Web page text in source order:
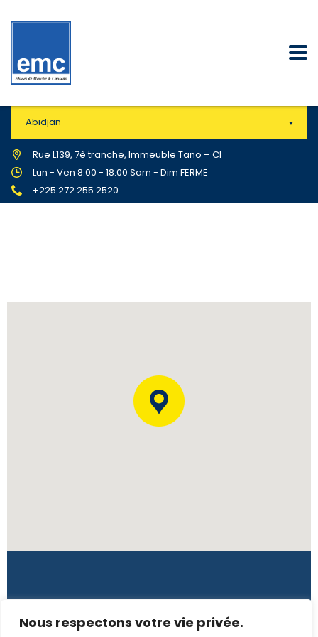
Nous respectons votre vie privée.
Abidjan
Rue L139, 7è tranche, Immeuble Tano – CI
Lun - Ven 8.00 - 18.00 Sam - Dim FERME
+225 272 255 2520